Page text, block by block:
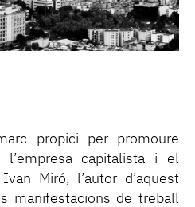
propici per promoure
capitalista i el
Miró, l’autor d’aquest
manifestacions de treball